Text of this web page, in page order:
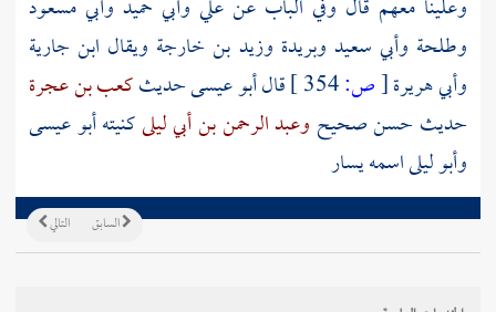
وعلينا معهم قال وفي الباب عن علي وأبي حميد وأبي مسعود
وطلحة وأبي سعيد وبريدة وزيد بن خارجة ويقال ابن جارية
وأبي هريرة[ص: قال أبو عيسى حديثكعب بن عجرة
حديث حسن صحيح وعبد الرحمن بن أبي ليلىكنيتهأبو عيسى
وأبو ليلىاسمهيسار
التالي السابق